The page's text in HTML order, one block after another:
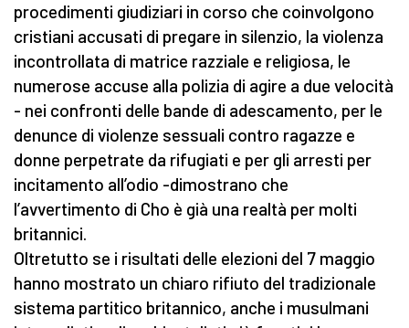
procedimenti giudiziari in corso che coinvolgono
cristiani accusati di pregare in silenzio, la violenza
incontrollata di matrice razziale e religiosa, le
numerose accuse alla polizia di agire a due velocità
- nei confronti delle bande di adescamento, per le
denunce di violenze sessuali contro ragazze e
donne perpetrate da rifugiati e per gli arresti per
incitamento all’odio -dimostrano che
l’avvertimento di Cho è già una realtà per molti
britannici.
Oltretutto se i risultati delle elezioni del 7 maggio
hanno mostrato un chiaro rifiuto del tradizionale
sistema partitico britannico, anche i musulmani